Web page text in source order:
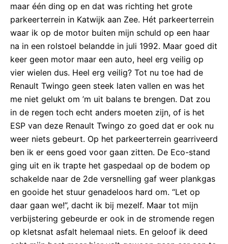
maar één ding op en dat was richting het grote
parkeerterrein in Katwijk aan Zee. Hét parkeerterrein
waar ik op de motor buiten mijn schuld op een haar
na in een rolstoel belandde in juli 1992. Maar goed dit
keer geen motor maar een auto, heel erg veilig op
vier wielen dus. Heel erg veilig? Tot nu toe had de
Renault Twingo geen steek laten vallen en was het
me niet gelukt om ’m uit balans te brengen. Dat zou
in de regen toch echt anders moeten zijn, of is het
ESP van deze Renault Twingo zo goed dat er ook nu
weer niets gebeurt. Op het parkeerterrein gearriveerd
ben ik er eens goed voor gaan zitten. De Eco-stand
ging uit en ik trapte het gaspedaal op de bodem op
schakelde naar de 2de versnelling gaf weer plankgas
en gooide het stuur genadeloos hard om. “Let op
daar gaan we!”, dacht ik bij mezelf. Maar tot mijn
verbijstering gebeurde er ook in de stromende regen
op kletsnat asfalt helemaal niets. En geloof ik deed